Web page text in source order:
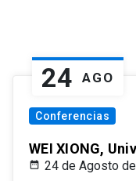
24 AGO
Conferencias
WEI XIONG,
24 de Agosto